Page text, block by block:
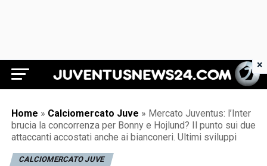
Juventus News 24
Home » Calciomercato Juve » Mercato Juventus: l’Inter
brucia la concorrenza per Bonny e Hojlund? Il punto sui due
attaccanti accostati anche ai bianconeri. Ultimi sviluppi
CALCIOMERCATO JUVE
×